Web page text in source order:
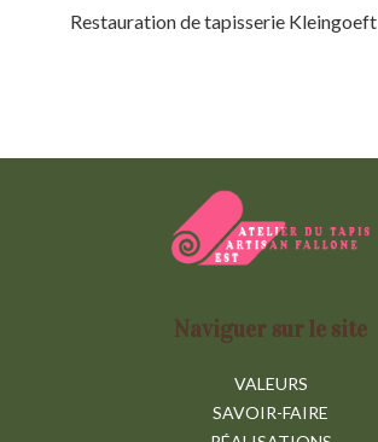
Restauration de tapisserie Kleingoeft
Naviguer sur le site
VALEURS
SAVOIR-FAIRE